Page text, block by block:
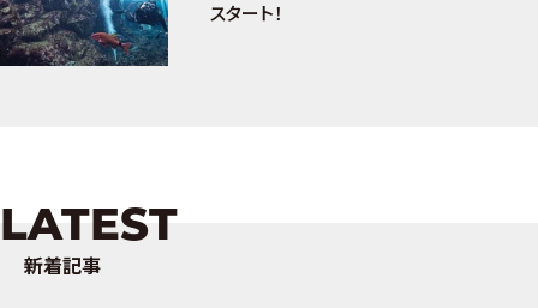
スタート！
LATEST
新着記事